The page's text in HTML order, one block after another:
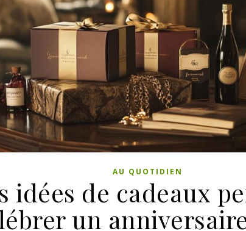
AU QUOTIDIEN
idées de cadeaux
un